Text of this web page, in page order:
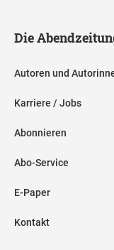
Die
Autoren und
Karriere / Jobs
Abonnieren
Abo-Service
E-Paper
Kontakt